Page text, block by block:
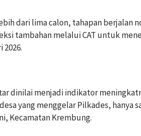
dari lima calon, tahapan berjalan
tambahan melalui CAT untuk
dinilai menjadi indikator
yang menggelar Pilkades, hanya
Kecamatan Krembung.